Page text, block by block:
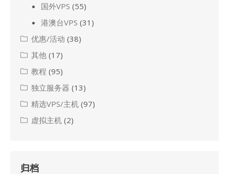
国外VPS (55)
港澳台VPS (31)
优惠/活动 (38)
其他 (17)
教程 (95)
独立服务器 (13)
精选VPS/主机 (97)
虚拟主机 (2)
归档